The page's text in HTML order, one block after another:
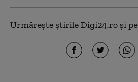
Urmărește știrile Digi24.ro și pe